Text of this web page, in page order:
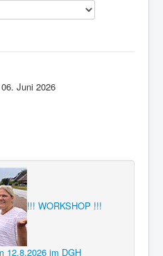
Juni 2026
!!! WORKSHOP !!!
12.8.2026 im DGH